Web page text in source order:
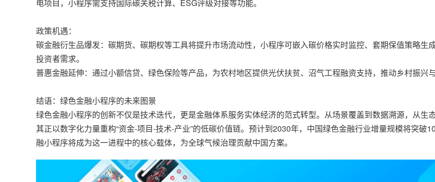
电项目，小程序需支持国际碳关税计算、ESG评级对接等功能。
政策机遇：
碳金融衍生品爆发：碳期货、碳期权等工具将提升市场流动性，小程序可嵌入碳价格实时监控、套期保值策略生
投资者需求。
普惠金融延伸：通过小额信贷、绿色保险等产品，为农村地区提供光伏扶贫、沼气工程融资支持，推动乡村振兴
结语：绿色金融小程序的未来图景
绿色金融小程序的创新不仅是技术迭代，更是金融体系服务实体经济的范式转型。从场景覆盖到数据溯源，从生
其正以数字化力量重构“资金-项目-技术-产业”的低碳价值链。预计到2030年，中国绿色金融行业增量规模将突破
融小程序将成为这一进程中的核心载体，为全球气候治理贡献中国方案。